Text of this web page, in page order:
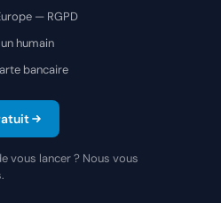
— RGPD
humain
bancaire
vous lancer ? Nous vous